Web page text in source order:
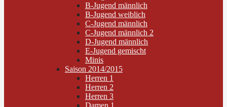
B-Jugend männlich
B-Jugend weiblich
C-Jugend männlich
C-Jugend männlich 2
D-Jugend männlich
E-Jugend gemischt
Minis
Saison 2014/2015
Herren 1
Herren 2
Herren 3
Damen 1